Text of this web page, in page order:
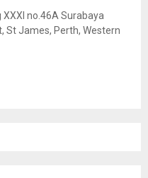
XXXI no.46A Surabaya
St James, Perth, Western